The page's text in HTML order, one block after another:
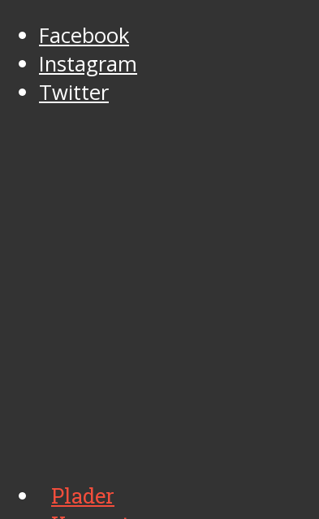
Facebook
Instagram
Twitter
Plader